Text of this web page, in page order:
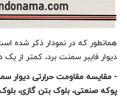
همانطور که در نمودار ذکر شده
دیوار فایبر سمنت برد، کمتر از
- مقایسه مقاومت حرارتی دیوار
پوکه صنعتی، بلوک بتن گازی،